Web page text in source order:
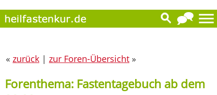
« zurück | zur Foren-Übersicht »
Forenthema: Fastentagebuch ab dem